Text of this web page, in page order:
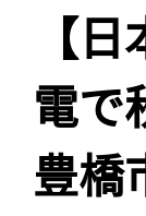
【
電で
豊橋